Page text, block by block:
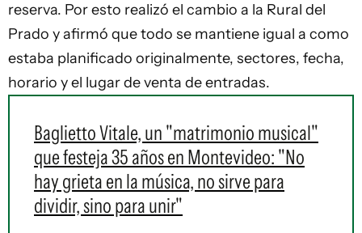
reserva. Por esto realizó el cambio a la Rural del
Prado y afirmó que todo se mantiene igual a como
estaba planificado originalmente, sectores, fecha,
horario y el lugar de venta de entradas.
Baglietto Vitale, un "matrimonio musical"
que festeja 35 años en Montevideo: "No
hay grieta en la música, no sirve para
dividir, sino para unir"